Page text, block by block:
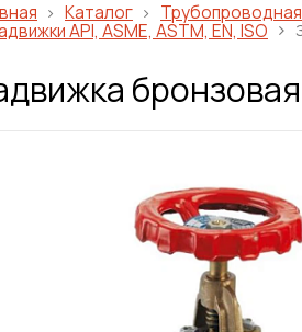
Каталог Трубопроводная
API, ASME, ASTM, EN, ISO